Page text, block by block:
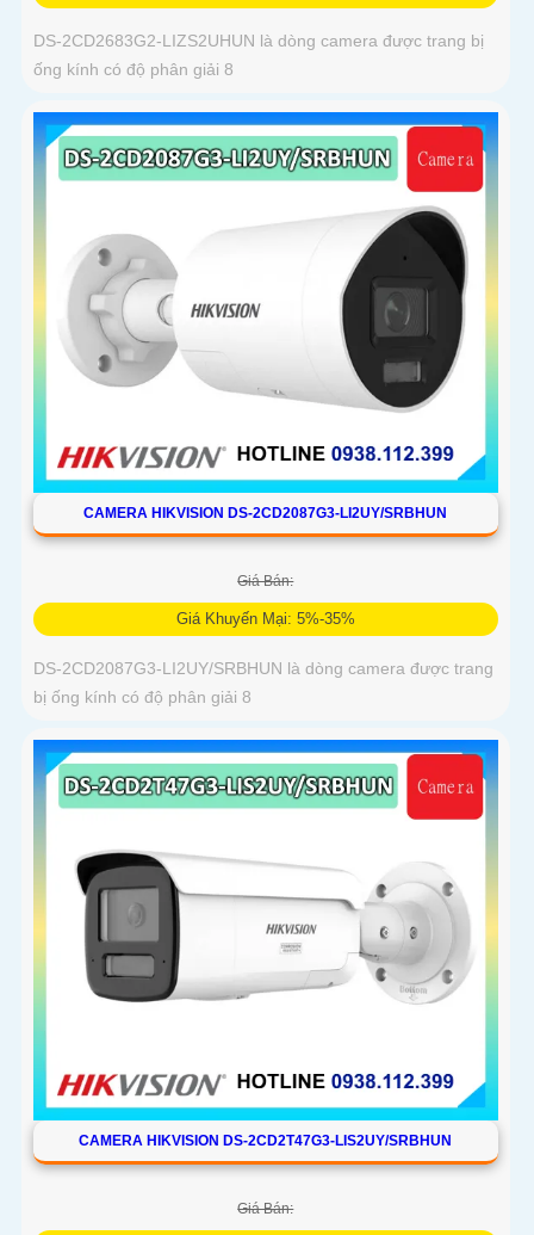
DS-2CD2683G2-LIZS2UHUN là dòng camera được trang bị
ống kính có độ phân giải 8
CAMERA HIKVISION DS-2CD2087G3-LI2UY/SRBHUN
Giá Bán:
Giá Khuyến Mại: 5%-35%
DS-2CD2087G3-LI2UY/SRBHUN là dòng camera được trang
bị ống kính có độ phân giải 8
CAMERA HIKVISION DS-2CD2T47G3-LIS2UY/SRBHUN
Giá Bán: